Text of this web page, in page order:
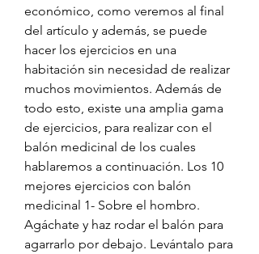
económico, como veremos al final
del artículo y además, se puede
hacer los ejercicios en una
habitación sin necesidad de realizar
muchos movimientos. Además de
todo esto, existe una amplia gama
de ejercicios, para realizar con el
balón medicinal de los cuales
hablaremos a continuación. Los 10
mejores ejercicios con balón
medicinal 1- Sobre el hombro.
Agáchate y haz rodar el balón para
agarrarlo por debajo. Levántalo para